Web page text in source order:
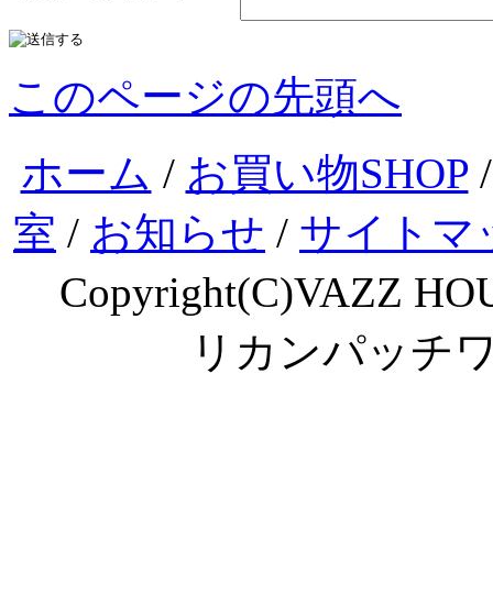
このページの先頭へ
ホーム / お買い物SHOP
室 / お知らせ / サイトマ
Copyright(C)VAZZ
リカンパッチ